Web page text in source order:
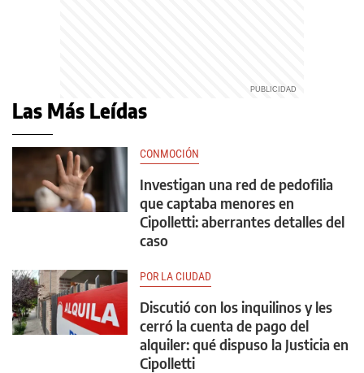
Las Más Leídas
CONMOCIÓN
Investigan una red de pedofilia
que captaba menores en
Cipolletti: aberrantes detalles del
caso
POR LA CIUDAD
Discutió con los inquilinos y les
cerró la cuenta de pago del
alquiler: qué dispuso la Justicia en
Cipolletti